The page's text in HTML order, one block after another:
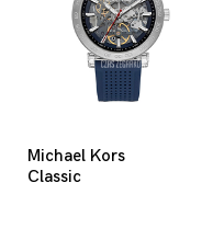
Michael Kors
Classic